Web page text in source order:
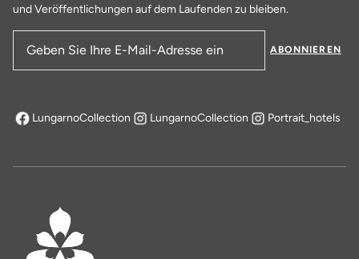
und Veröffentlichungen auf dem Laufenden zu bleiben.
E-Mail-Adresse
ABONNIEREN
LungarnoCollection
öffnet sich in einem neuen Tab
LungarnoCollection Portrait_hotels